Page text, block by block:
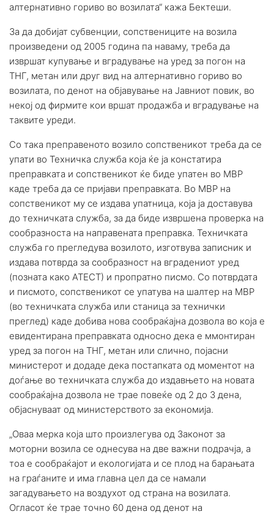
алтернативно гориво во возилата“ кажа Бектеши.
За да добијат субвенции, сопствениците на возила
произведени од 2005 година па наваму, треба да
извршат купување и вградување на уред за погон на
ТНГ, метан или друг вид на алтернативно гориво во
возилата, по денот на објавување на Јавниот повик, во
некој од фирмите кои вршат продажба и вградување на
таквите уреди.
Со така преправеното возило сопственикот треба да се
упати во Техничка служба која ќе ја констатира
преправката и сопственикот ќе биде упатен во МВР
каде треба да се пријави преправката. Во МВР на
сопственикот му се издава упатница, која ја доставува
до техничката служба, за да биде извршена проверка на
сообразноста на направената преправка. Техничката
служба го прегледува возилото, изготвува записник и
издава потврда за сообразност на вградениот уред
(познатa како АТЕСТ) и пропратно писмо. Со потврдата
и писмото, сопственикот се упатува на шалтер на МВР
(во техничката служба или станица за технички
преглед) каде добива нова сообраќајна дозвола во која е
евидентирана преправката односно дека е ммонтиран
уред за погон на ТНГ, метан или слично, појасни
министерот и додаде дека постапката од моментот на
доѓање во техничката служба до издавњето на новата
сообраќајна дозвола не трае повеќе од 2 до 3 дена,
објаснуваат од министерството за економија.
„Оваа мерка која што произлегува од Законот за
моторни возила се однесува на две важни подрачја, а
тоа е сообраќајот и екологијата и се плод на барањата
на граѓаните и има главна цел да се намали
загадувањето на воздухот од страна на возилата.
Огласот ќе трае точно 60 дена од денот на